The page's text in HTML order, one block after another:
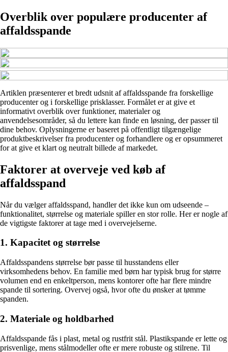
Overblik over populære producenter af
affaldsspande
Artiklen præsenterer et bredt udsnit af affaldsspande fra forskellige
producenter og i forskellige prisklasser. Formålet er at give et
informativt overblik over funktioner, materialer og
anvendelsesområder, så du lettere kan finde en løsning, der passer til
dine behov. Oplysningerne er baseret på offentligt tilgængelige
produktbeskrivelser fra producenter og forhandlere og er opsummeret
for at give et klart og neutralt billede af markedet.
Faktorer at overveje ved køb af
affaldsspand
Når du vælger affaldsspand, handler det ikke kun om udseende –
funktionalitet, størrelse og materiale spiller en stor rolle. Her er nogle af
de vigtigste faktorer at tage med i overvejelserne.
1. Kapacitet og størrelse
Affaldsspandens størrelse bør passe til husstandens eller
virksomhedens behov. En familie med børn har typisk brug for større
volumen end en enkeltperson, mens kontorer ofte har flere mindre
spande til sortering. Overvej også, hvor ofte du ønsker at tømme
spanden.
2. Materiale og holdbarhed
Affaldsspande fås i plast, metal og rustfrit stål. Plastikspande er lette og
prisvenlige, mens stålmodeller ofte er mere robuste og stilrene. Til